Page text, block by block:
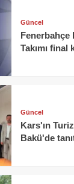
Güncel
Fenerbahçe
Takımı final
Güncel
Kars'ın
Bakü'de